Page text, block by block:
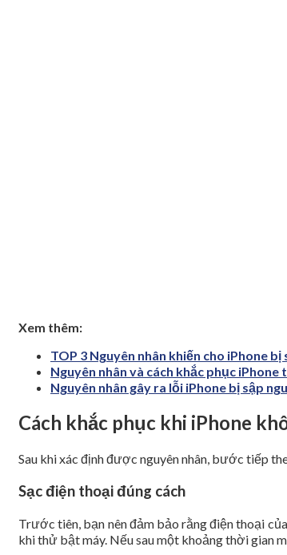
Xem thêm:
TOP 3 Nguyên nhân khiến cho iPhone
Nguyên nhân và cách khắc phục
Nguyên nhân gây ra lỗi iPhone bị sập
Cách khắc phục khi iPhone
Sau khi xác định được nguyên nhân, bước tiếp
Sạc điện thoại đúng cách
Trước tiên, bạn nên đảm bảo rằng điện thoại
khi thử bật máy. Nếu sau một khoảng thời gian